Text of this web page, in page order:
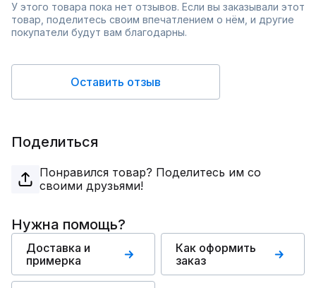
У этого товара пока нет отзывов. Если вы заказывали этот
товар, поделитесь своим впечатлением о нём, и другие
покупатели будут вам благодарны.
Оставить отзыв
Поделиться
Понравился товар? Поделитесь им со
своими друзьями!
Нужна помощь?
Доставка и
примерка
Как оформить
заказ